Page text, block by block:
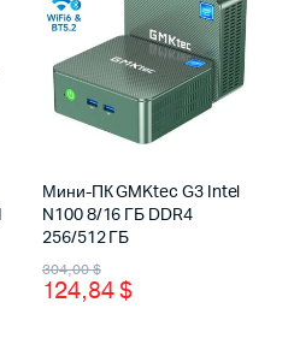
Мини-ПК GMKtec G3 Intel
N100 8/16 ГБ DDR4
256/512 ГБ
304,00$
Первоначальная
цена
124,84$
Текущая
цена: